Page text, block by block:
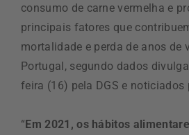
consumo de carne vermelha e
principais fatores que
mortalidade e perda de anos de
Portugal, segundo dados
feira (16) pela DGS e noticiados
“Em 2021, os hábitos